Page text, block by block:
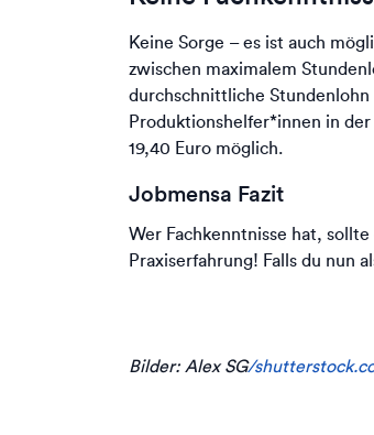
Keine Sorge – es ist auch
zwischen maximalem
durchschnittliche Stundenlohn
Produktionshelfer*innen in
19,40 Euro möglich.
Jobmensa Fazit
Wer Fachkenntnisse hat,
Praxiserfahrung! Falls du nun
Bilder: Alex SG/